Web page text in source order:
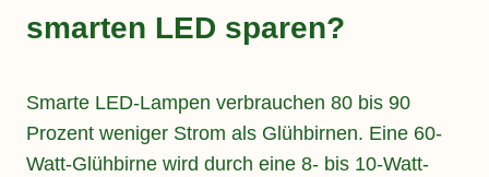
smarten LED sparen?
Smarte LED-Lampen verbrauchen 80 bis 90
Prozent weniger Strom als Glühbirnen. Eine 60-
Watt-Glühbirne wird durch eine 8- bis 10-Watt-